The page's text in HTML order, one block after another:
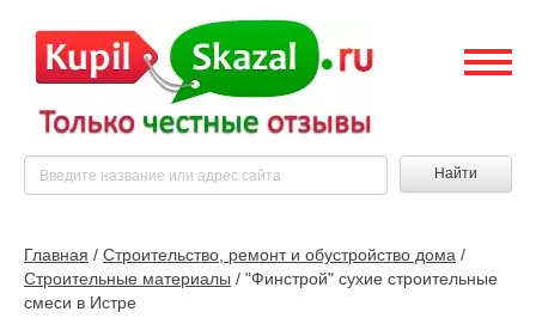
Найти
Главная / Строительство, ремонт и обустройство дома /
Строительные материалы / "Финстрой" сухие строительные
смеси в Истре